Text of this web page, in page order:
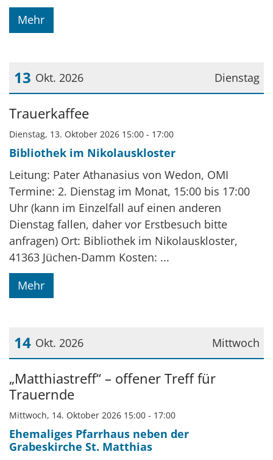
Mehr
Dienstag
13 Okt. 2026
Datum: 13. Oktober 2026
Trauerkaffee
Dienstag, 13. Oktober 2026 15:00 - 17:00
Bibliothek im Nikolauskloster
Leitung: Pater Athanasius von Wedon, OMI
Termine: 2. Dienstag im Monat, 15:00 bis 17:00
Uhr (kann im Einzelfall auf einen anderen
Dienstag fallen, daher vor Erstbesuch bitte
anfragen) Ort: Bibliothek im Nikolauskloster,
41363 Jüchen-Damm Kosten: ...
Mehr
Mittwoch
14 Okt. 2026
Datum: 14. Oktober 2026
„Matthiastreff“ – offener Treff für
Trauernde
Mittwoch, 14. Oktober 2026 15:00 - 17:00
Ehemaliges Pfarrhaus neben der
Grabeskirche St. Matthias